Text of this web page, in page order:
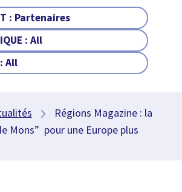
: Partenaires
:All
:All
Régions Magazine : la
Mons” pour une Europe plus